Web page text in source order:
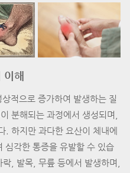
이해
적으로 증가하여 발생하는 질
분해되는 과정에서 생성되며,
. 하지만 과다한 요산이 체내에
심각한 통증을 유발할 수 있습
, 발목, 무릎 등에서 발생하며,